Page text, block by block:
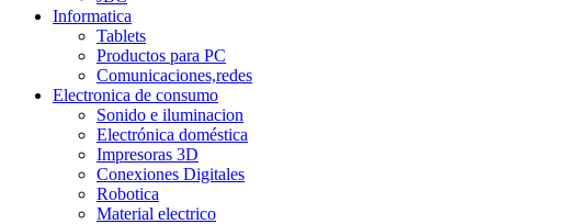
Informatica
Tablets
Productos para PC
Comunicaciones,redes
Electronica de consumo
Sonido e iluminacion
Electrónica doméstica
Impresoras 3D
Conexiones Digitales
Robotica
Material electrico